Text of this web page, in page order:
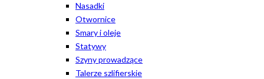
Nasadki
Otwornice
Smary i oleje
Statywy
Szyny prowadzące
Talerze szlifierskie